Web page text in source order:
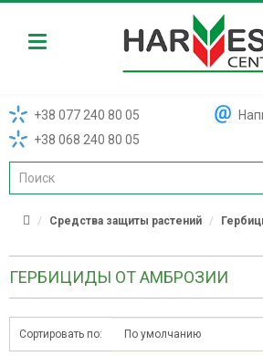
Harvest
+38 077 240 80 05
+38 068 240 80 05
Средства защиты растений
ГЕРБИЦИДЫ ОТ АМБРОЗИИ
Сортировать по: